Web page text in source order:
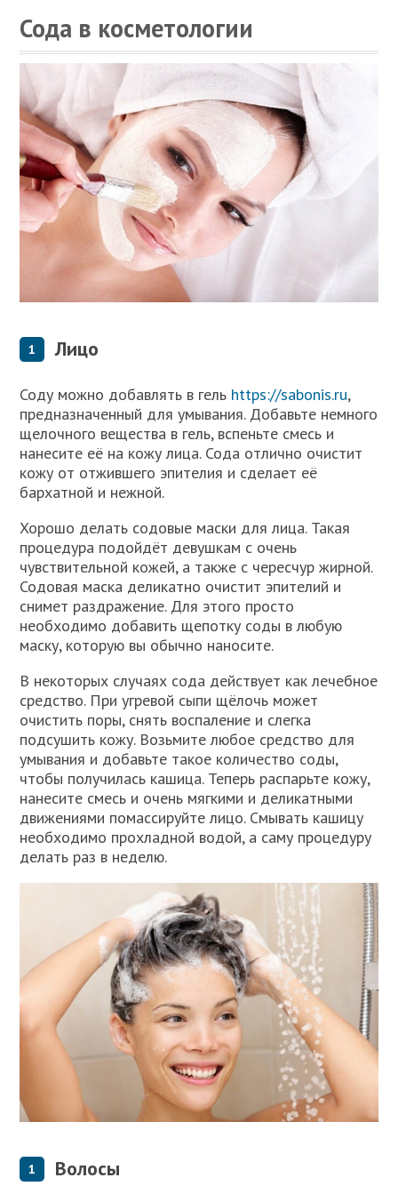
Сода в косметологии
Лицо
Соду можно добавлять в гель https://sabonis.ru,
предназначенный для умывания. Добавьте немного
щелочного вещества в гель, вспеньте смесь и
нанесите её на кожу лица. Сода отлично очистит
кожу от отжившего эпителия и сделает её
бархатной и нежной.
Хорошо делать содовые маски для лица. Такая
процедура подойдёт девушкам с очень
чувствительной кожей, а также с чересчур жирной.
Содовая маска деликатно очистит эпителий и
снимет раздражение. Для этого просто
необходимо добавить щепотку соды в любую
маску, которую вы обычно наносите.
В некоторых случаях сода действует как лечебное
средство. При угревой сыпи щёлочь может
очистить поры, снять воспаление и слегка
подсушить кожу. Возьмите любое средство для
умывания и добавьте такое количество соды,
чтобы получилась кашица. Теперь распарьте кожу,
нанесите смесь и очень мягкими и деликатными
движениями помассируйте лицо. Смывать кашицу
необходимо прохладной водой, а саму процедуру
делать раз в неделю.
Волосы